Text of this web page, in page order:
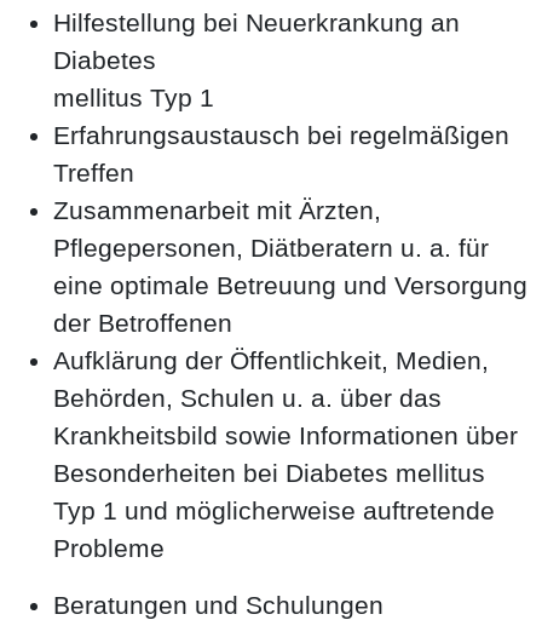
Hilfestellung bei Neuerkrankung an
Diabetes
mellitus Typ 1
Erfahrungsaustausch bei regelmäßigen
Treffen
Zusammenarbeit mit Ärzten,
Pflegepersonen, Diätberatern u. a. für
eine optimale Betreuung und Versorgung
der Betroffenen
Aufklärung der Öffentlichkeit, Medien,
Behörden, Schulen u. a. über das
Krankheitsbild sowie Informationen über
Besonderheiten bei Diabetes mellitus
Typ 1 und möglicherweise auftretende
Probleme
Beratungen und Schulungen